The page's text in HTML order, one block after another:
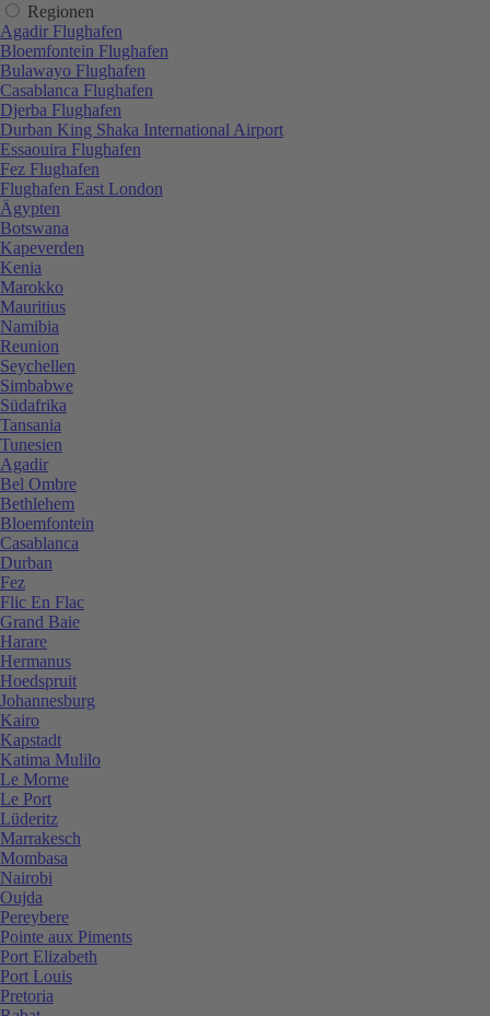
Regionen
Agadir Flughafen
Bloemfontein Flughafen
Bulawayo Flughafen
Casablanca Flughafen
Djerba Flughafen
Durban King Shaka International Airport
Essaouira Flughafen
Fez Flughafen
Flughafen East London
Ägypten
Botswana
Kapeverden
Kenia
Marokko
Mauritius
Namibia
Reunion
Seychellen
Simbabwe
Südafrika
Tansania
Tunesien
Agadir
Bel Ombre
Bethlehem
Bloemfontein
Casablanca
Durban
Fez
Flic En Flac
Grand Baie
Harare
Hermanus
Hoedspruit
Johannesburg
Kairo
Kapstadt
Katima Mulilo
Le Morne
Le Port
Lüderitz
Marrakesch
Mombasa
Nairobi
Oujda
Pereybere
Pointe aux Piments
Port Elizabeth
Port Louis
Pretoria